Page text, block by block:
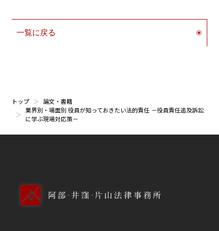
一覧に戻る
トップ
論文・書籍
業界別・場面別 役員が知っておきたい法的責任 －役員責任追及訴訟
に学ぶ現場対応策－